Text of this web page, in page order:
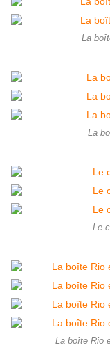
La
La
Le
La boîte Rio